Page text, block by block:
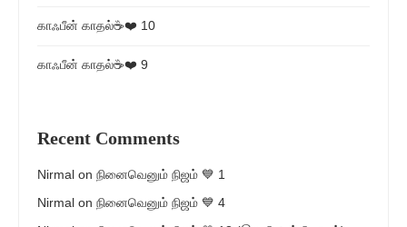
காஃபீன் காதல்☕❤️ 10
காஃபீன் காதல்☕❤️ 9
Recent Comments
Nirmal on நினைவெனும் நிஜம் 💙 1
Nirmal on நினைவெனும் நிஜம் 💙 4